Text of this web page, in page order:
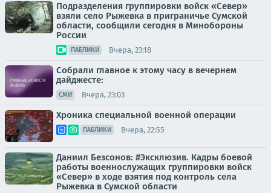
Подразделения группировки войск «Север»
взяли село Рыжевка в приграничье Сумской
области, сообщили сегодня в Минобороны
России
ПАБЛИКИ Вчера, 23:18
Собрали главное к этому часу в вечернем
дайджесте:
СМИ Вчера, 23:03
Хроника специальной военной операции
ПАБЛИКИ Вчера, 22:55
Даниил Безсонов: #Эксклюзив. Кадры боевой
работы военнослужащих группировки войск
«Север» в ходе взятия под контроль села
Рыжевка в Сумской области